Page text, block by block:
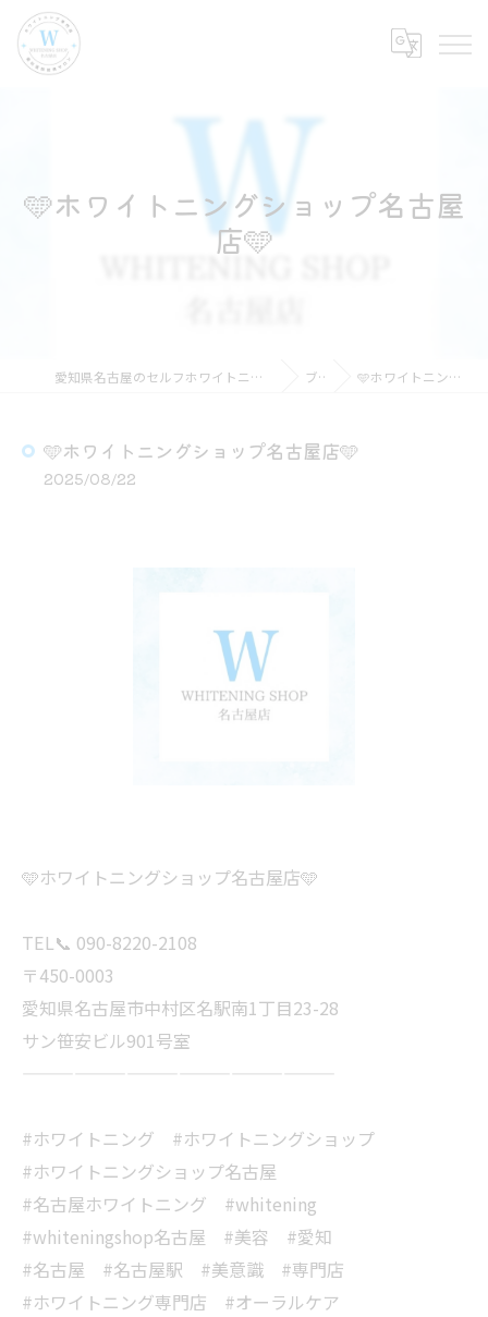
🩵ホワイトニングショップ名古屋
店🩵
愛知県名古屋のセルフホワイトニングならホワイトニングショップ名古屋店 ブログ 🩵ホワイトニングショップ名古屋店🩵
🩵ホワイトニングショップ名古屋店🩵
2025/08/22
🩵ホワイトニングショップ名古屋店🩵
TEL📞 090-8220-2108
〒450-0003
愛知県名古屋市中村区名駅南1丁目23-28
サン笹安ビル901号室
#ホワイトニング #ホワイトニングショップ
#ホワイトニングショップ名古屋
#名古屋ホワイトニング #whitening
#whiteningshop名古屋 #美容 #愛知
#名古屋 #名古屋駅 #美意識 #専門店
#ホワイトニング専門店 #オーラルケア